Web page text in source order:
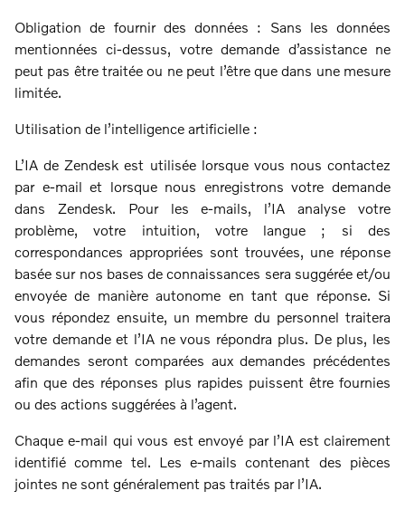
Obligation de fournir des données : Sans les données
mentionnées ci-dessus, votre demande d’assistance ne
peut pas être traitée ou ne peut l’être que dans une mesure
limitée.
Utilisation de l’intelligence artificielle :
L’IA de Zendesk est utilisée lorsque vous nous contactez
par e-mail et lorsque nous enregistrons votre demande
dans Zendesk. Pour les e-mails, l’IA analyse votre
problème, votre intuition, votre langue ; si des
correspondances appropriées sont trouvées, une réponse
basée sur nos bases de connaissances sera suggérée et/ou
envoyée de manière autonome en tant que réponse. Si
vous répondez ensuite, un membre du personnel traitera
votre demande et l’IA ne vous répondra plus. De plus, les
demandes seront comparées aux demandes précédentes
afin que des réponses plus rapides puissent être fournies
ou des actions suggérées à l’agent.
Chaque e-mail qui vous est envoyé par l’IA est clairement
identifié comme tel. Les e-mails contenant des pièces
jointes ne sont généralement pas traités par l’IA.